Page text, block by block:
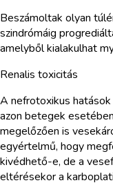
Beszámoltak olyan
szindrómáig
amelyből kialakulhat
Renalis toxicitás
A nefrotoxikus
azon betegek
megelőzően is
egyértelmű, hogy
kivédhető-e, de a
eltérésekor a